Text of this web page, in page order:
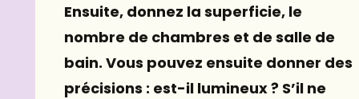
Ensuite, donnez la superficie, le
nombre de chambres et de salle de
bain. Vous pouvez ensuite donner des
précisions : est-il lumineux ? S’il ne